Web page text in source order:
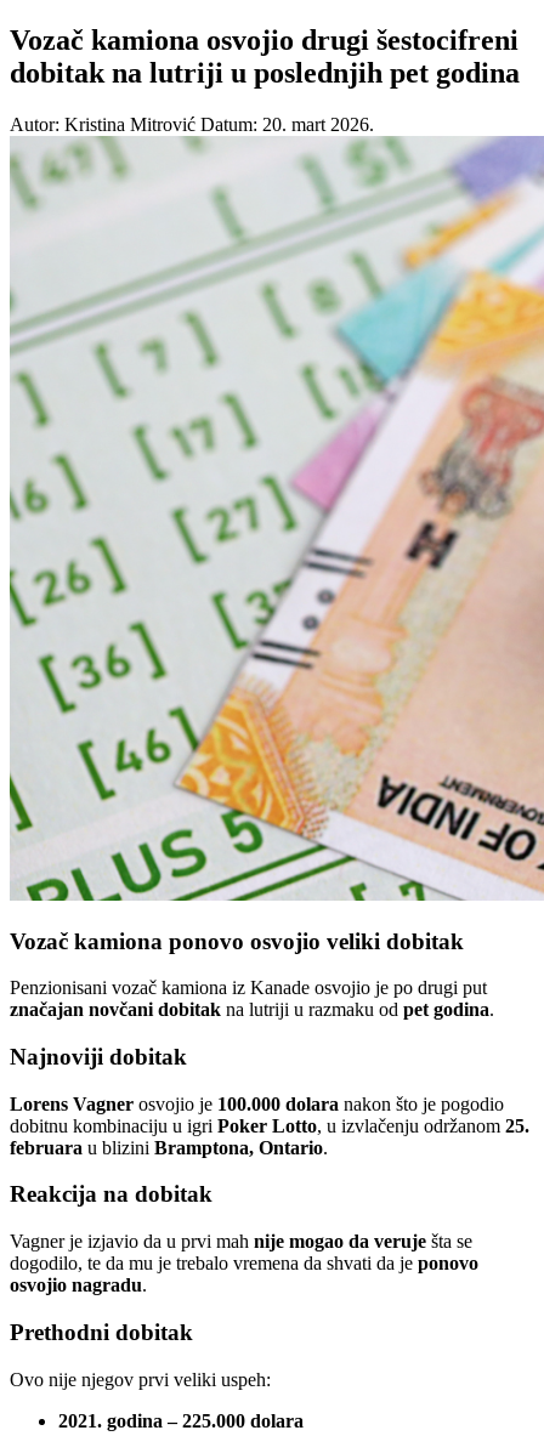
Vozač kamiona osvojio drugi šestocifreni
dobitak na lutriji u poslednjih pet godina
Autor: Kristina Mitrović Datum: 20. mart 2026.
Vozač kamiona ponovo osvojio veliki dobitak
Penzionisani vozač kamiona iz Kanade osvojio je po drugi put
značajan novčani dobitak na lutriji u razmaku od pet godina.
Najnoviji dobitak
Lorens Vagner osvojio je 100.000 dolara nakon što je pogodio
dobitnu kombinaciju u igri Poker Lotto, u izvlačenju održanom 25.
februara u blizini Bramptona, Ontario.
Reakcija na dobitak
Vagner je izjavio da u prvi mah nije mogao da veruje šta se
dogodilo, te da mu je trebalo vremena da shvati da je ponovo
osvojio nagradu.
Prethodni dobitak
Ovo nije njegov prvi veliki uspeh:
2021. godina – 225.000 dolara